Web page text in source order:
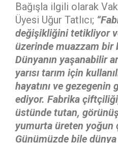
Bağışla ilgili olarak
Üyesi Uğur Tatlıcı;
değişikliğini tetikliyor
üzerinde muazzam bir
Dünyanın yaşanabilir
yarısı tarım için
hayatını ve
ediyor. Fabrika
üstünde tutan,
yumurta üreten
Günümüzde bile